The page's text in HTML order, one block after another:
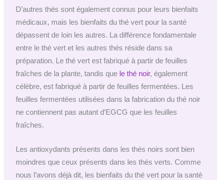
D’autres thés sont également connus pour leurs bienfaits
médicaux, mais les bienfaits du thé vert pour la santé
dépassent de loin les autres. La différence fondamentale
entre le thé vert et les autres thés réside dans sa
préparation. Le thé vert est fabriqué à partir de feuilles
fraîches de la plante, tandis que le thé noir, également
célèbre, est fabriqué à partir de feuilles fermentées. Les
feuilles fermentées utilisées dans la fabrication du thé noir
ne contiennent pas autant d’EGCG que les feuilles
fraîches.
Les antioxydants présents dans les thés noirs sont bien
moindres que ceux présents dans les thés verts. Comme
nous l’avons déjà dit, les bienfaits du thé vert pour la santé